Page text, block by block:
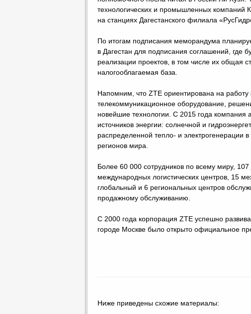
технологических и промышленных компаний
на станциях Дагестанского филиала
По итогам подписания меморандума
в Дагестан для подписания соглашений, где
реализации проектов, в том числе их общая
налогооблагаемая база.
Напомним, что ZTE ориентирована на
телекоммуникационное оборудование,
новейшие технологии. С 2015 года компания
источников энергии: солнечной и
распределенной тепло- и электрогенерации
регионов мира.
Более 60 000 сотрудников по всему миру,
международных логистических центров, 15
глобальный и 6 региональных центров
продажному обслуживанию.
С 2000 года корпорация ZTE успешно
городе Москве было открыто официальное
Ниже приведены схожие материалы: